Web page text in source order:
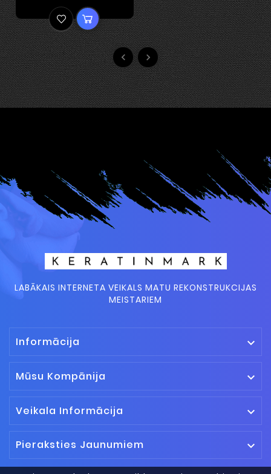
 
LABĀKAIS INTERNETA VEIKALS MATU REKONSTRUKCIJAS
MEISTARIEM
Informācija 
Mūsu Kompānija 
Veikala Informācija 
Pieraksties Jaunumiem 